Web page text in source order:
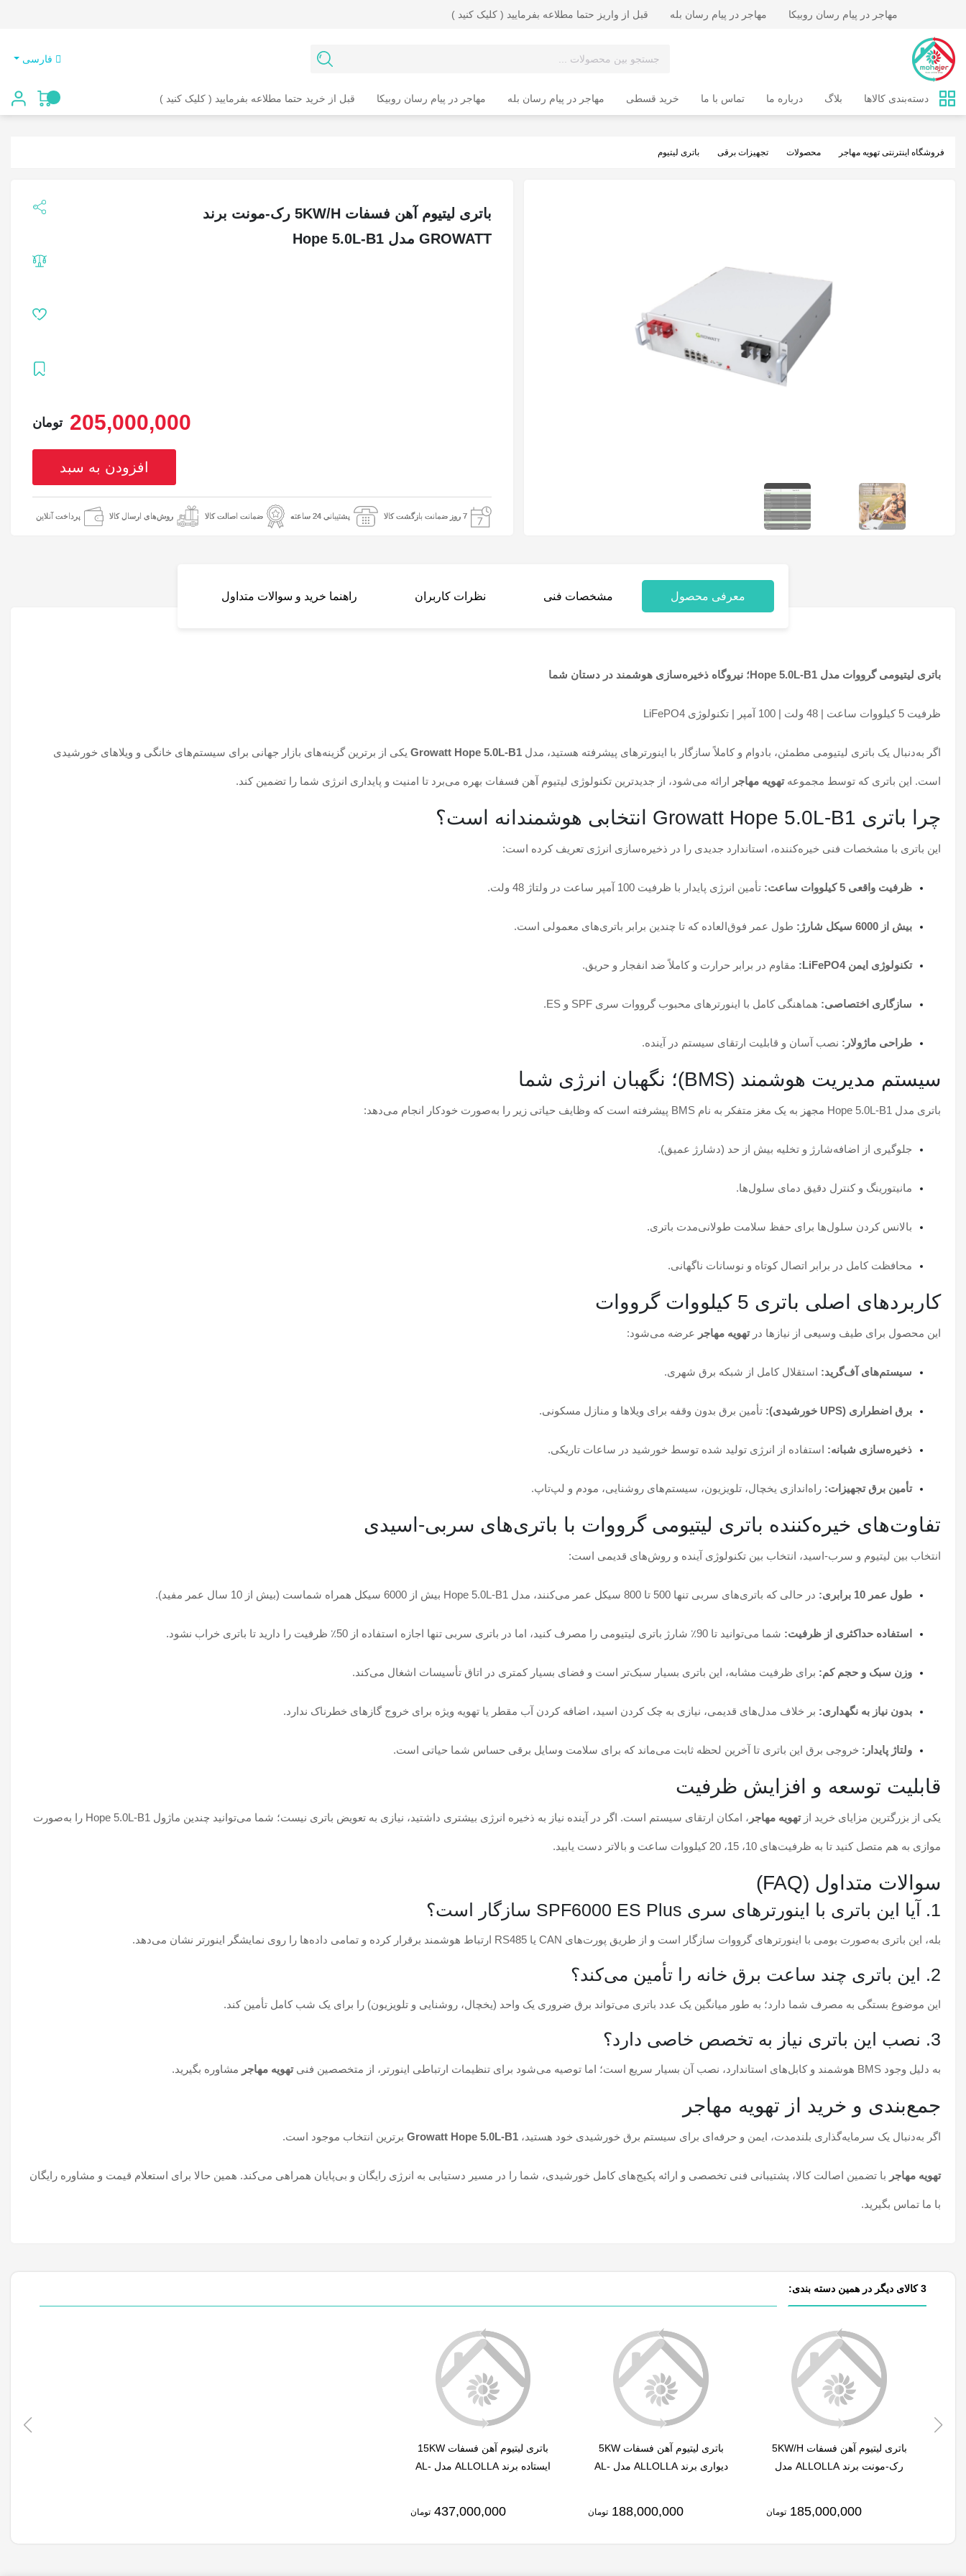
مهاجر در پیام رسان روبیکا مهاجر در پیام رسان بله قبل از واریز حتما مطلاعه بفرمایید ( کلیک کنید )
دسته‌بندی کالاها بلاگ درباره ما تماس‌ با ما خرید قسطی مهاجر در پیام رسان بله مهاجر در پیام رسان روبیکا قبل از خرید حتما مطلاعه بفرمایید ( کلیک کنید )
فروشگاه اینترنتی تهویه مهاجر محصولات تجهیزات برقی باتری لیتیوم
باتری لیتیوم آهن فسفات 5KW/H رک-مونت برند
GROWATT مدل Hope 5.0L-B1
205,000,000 تومان
افزودن به سبد
7 روز ضمانت بازگشت کالا پشتیبانی 24 ساعته ضمانت اصالت کالا روش‌های ارسال کالا پرداخت آنلاین
معرفی محصول مشخصات فنی نظرات کاربران راهنما خرید و سوالات متداول
باتری لیتیومی گرووات مدل Hope 5.0L-B1؛ نیروگاه ذخیره‌سازی هوشمند در دستان شما
ظرفیت 5 کیلووات ساعت | 48 ولت | 100 آمپر | تکنولوژی LiFePO4
اگر به‌دنبال یک باتری لیتیومی مطمئن، بادوام و کاملاً سازگار با اینورترهای پیشرفته هستید، مدل Growatt Hope 5.0L-B1 یکی از برترین گزینه‌های بازار جهانی برای سیستم‌های خانگی و ویلاهای خورشیدی
است. این باتری که توسط مجموعهتهویه مهاجر ارائه می‌شود، از جدیدترین تکنولوژی لیتیوم آهن فسفات بهره می‌برد تا امنیت و پایداری انرژی شما را تضمین کند.
چرا باتری Growatt Hope 5.0L-B1 انتخابی هوشمندانه است؟
این باتری با مشخصات فنی خیره‌کننده، استاندارد جدیدی را در ذخیره‌سازی انرژی تعریف کرده است:
ظرفیت واقعی 5 کیلووات ساعت: تأمین انرژی پایدار با ظرفیت 100 آمپر ساعت در ولتاژ 48 ولت.
بیش از 6000 سیکل شارژ: طول عمر فوق‌العاده که تا چندین برابر باتری‌های معمولی است.
تکنولوژی ایمن LiFePO4: مقاوم در برابر حرارت و کاملاً ضد انفجار و حریق.
سازگاری اختصاصی: هماهنگی کامل با اینورترهای محبوب گرووات سری SPF و ES.
طراحی ماژولار: نصب آسان و قابلیت ارتقای سیستم در آینده.
سیستم مدیریت هوشمند (BMS)؛ نگهبان انرژی شما
باتری مدل Hope 5.0L-B1 مجهز به یک مغز متفکر به نام BMS پیشرفته است که وظایف حیاتی زیر را به‌صورت خودکار انجام می‌دهد:
جلوگیری از اضافه‌شارژ و تخلیه بیش از حد (دشارژ عمیق).
مانیتورینگ و کنترل دقیق دمای سلول‌ها.
بالانس کردن سلول‌ها برای حفظ سلامت طولانی‌مدت باتری.
محافظت کامل در برابر اتصال کوتاه و نوسانات ناگهانی.
کاربردهای اصلی باتری 5 کیلووات گرووات
این محصول برای طیف وسیعی از نیازها درتهویه مهاجر عرضه می‌شود:
سیستم‌های آف‌گرید: استقلال کامل از شبکه برق شهری.
برق اضطراری (UPS خورشیدی): تأمین برق بدون وقفه برای ویلاها و منازل مسکونی.
ذخیره‌سازی شبانه: استفاده از انرژی تولید شده توسط خورشید در ساعات تاریکی.
تأمین برق تجهیزات: راه‌اندازی یخچال، تلویزیون، سیستم‌های روشنایی، مودم و لپ‌تاپ.
تفاوت‌های خیره‌کننده باتری لیتیومی گرووات با باتری‌های سربی-اسیدی
انتخاب بین لیتیوم و سرب-اسید، انتخاب بین تکنولوژی آینده و روش‌های قدیمی است:
طول عمر 10 برابری: در حالی که باتری‌های سربی تنها 500 تا 800 سیکل عمر می‌کنند، مدل Hope 5.0L-B1 بیش از 6000 سیکل همراه شماست (بیش از 10 سال عمر مفید).
استفاده حداکثری از ظرفیت: شما می‌توانید تا 90٪ شارژ باتری لیتیومی را مصرف کنید، اما در باتری سربی تنها اجازه استفاده از 50٪ ظرفیت را دارید تا باتری خراب نشود.
وزن سبک و حجم کم: برای ظرفیت مشابه، این باتری بسیار سبک‌تر است و فضای بسیار کمتری در اتاق تأسیسات اشغال می‌کند.
بدون نیاز به نگهداری: بر خلاف مدل‌های قدیمی، نیازی به چک کردن اسید، اضافه کردن آب مقطر یا تهویه ویژه برای خروج گازهای خطرناک ندارد.
ولتاژ پایدار: خروجی برق این باتری تا آخرین لحظه ثابت می‌ماند که برای سلامت وسایل برقی حساس شما حیاتی است.
قابلیت توسعه و افزایش ظرفیت
یکی از بزرگترین مزایای خرید ازتهویه مهاجر ، امکان ارتقای سیستم است. اگر در آینده نیاز به ذخیره انرژی بیشتری داشتید، نیازی به تعویض باتری نیست؛ شما می‌توانید چندین ماژول Hope 5.0L-B1 را به‌صورت
موازی به هم متصل کنید تا به ظرفیت‌های 10، 15، 20 کیلووات ساعت و بالاتر دست یابید.
سوالات متداول (FAQ)
1. آیا این باتری با اینورترهای سری SPF6000 ES Plus سازگار است؟
بله، این باتری به‌صورت بومی با اینورترهای گرووات سازگار است و از طریق پورت‌های CAN یا RS485 ارتباط هوشمند برقرار کرده و تمامی داده‌ها را روی نمایشگر اینورتر نشان می‌دهد.
2. این باتری چند ساعت برق خانه را تأمین می‌کند؟
این موضوع بستگی به مصرف شما دارد؛ به طور میانگین یک عدد باتری می‌تواند برق ضروری یک واحد (یخچال، روشنایی و تلویزیون) را برای یک شب کامل تأمین کند.
3. نصب این باتری نیاز به تخصص خاصی دارد؟
به دلیل وجود BMS هوشمند و کابل‌های استاندارد، نصب آن بسیار سریع است؛ اما توصیه می‌شود برای تنظیمات ارتباطی اینورتر، از متخصصین فنی تهویه مهاجر مشاوره بگیرید.
جمع‌بندی و خرید از تهویه مهاجر
اگر به‌دنبال یک سرمایه‌گذاری بلندمدت، ایمن و حرفه‌ای برای سیستم برق خورشیدی خود هستید، Growatt Hope 5.0L-B1 برترین انتخاب موجود است.
تهویه مهاجر با تضمین اصالت کالا، پشتیبانی فنی تخصصی و ارائه پکیج‌های کامل خورشیدی، شما را در مسیر دستیابی به انرژی رایگان و بی‌پایان همراهی می‌کند. همین حالا برای استعلام قیمت و مشاوره رایگان
با ما تماس بگیرید.
3 کالای دیگر در همین دسته بندی:
باتری لیتیوم آهن فسفات 5KW/H
رک-مونت برند ALLOLLA مدل
185,000,000 تومان
باتری لیتیوم آهن فسفات 5KW
دیواری برند ALLOLLA مدل AL-
188,000,000 تومان
باتری لیتیوم آهن فسفات 15KW
ایستاده برند ALLOLLA مدل AL-
437,000,000 تومان